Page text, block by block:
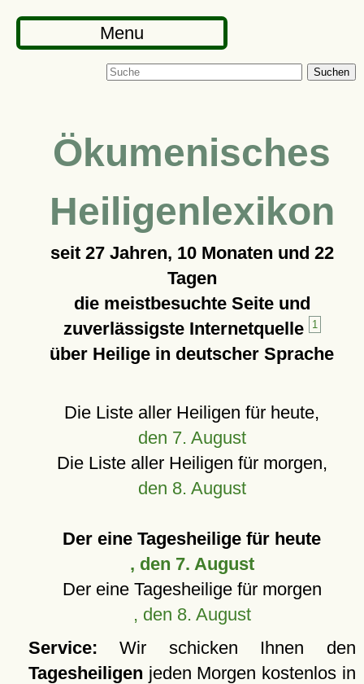
Menu
Suchen
Ökumenisches
Heiligenlexikon
seit 27 Jahren, 10 Monaten und 22
Tagen
die meistbesuchte Seite und
zuverlässigste Internetquelle
1
über Heilige in deutscher Sprache
Die Liste aller Heiligen für heute,
den 7. August
Die Liste aller Heiligen für morgen,
den 8. August
Der eine Tagesheilige für heute
, den 7. August
Der eine Tagesheilige für morgen
, den 8. August
Service: Wir schicken Ihnen den
Tagesheiligen jeden Morgen kostenlos in